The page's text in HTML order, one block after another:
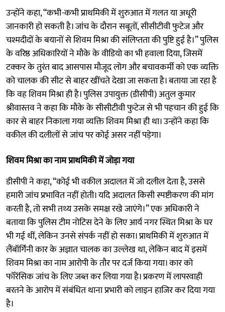
उन्होंने कहा, “कभी-कभी प्राथमिकी में शुरुआत में गलत या अधूरी
जानकारी हो सकती है। जांच के दौरान सबूतों, सीसीटीवी फुटेज और
चश्मदीदों के बयानों से शिवम मिश्रा की संलिप्तता की पुष्टि हुई है।” पुलिस
के वरिष्ठ अधिकारियों ने मौके के वीडियो का भी हवाला दिया, जिसमें
टक्कर के तुरंत बाद आसपास मौजूद लोग और बचावकर्मी को एक व्यक्ति
को चालक की सीट से बाहर खींचते देखा जा सकता है। बताया जा रहा है
कि वह शिवम मिश्रा ही है। पुलिस उपायुक्त (डीसीपी) अतुल कुमार
श्रीवास्तव ने कहा कि मौके के सीसीटीवी फुटेज से भी पहचान की हुई कि
कार से बाहर निकाला गया व्यक्ति शिवम मिश्रा ही था। उन्होंने कहा कि
वकील की दलीलों से जांच पर कोई असर नहीं पड़ेगा।
शिवम मिश्रा का नाम प्राथमिकी में जोड़ा गया
डीसीपी ने कहा, “कोई भी वकील अदालत में जो दलील देता है, उससे
हमारी जांच प्रभावित नहीं होती। यदि अदालत किसी स्पष्टीकरण की मांग
करती है, तो सभी तथ्य उसके समक्ष रखे जाएंगे।” एक अधिकारी ने
बताया कि पुलिस टीम नोटिस देने के लिए आर्य नगर स्थित मिश्रा के घर
भी गई थीं, लेकिन उनसे संपर्क नहीं हो सका। प्राथमिकी में शुरुआत में
लैंबॉर्गिनी कार के अज्ञात चालक का उल्लेख था, लेकिन बाद में इसमें
शिवम मिश्रा का नाम आरोपी के तौर पर दर्ज किया गया। कार को
फॉरेंसिक जांच के लिए जब्त कर लिया गया है। प्रकरण में लापरवाही
बरतने के आरोप में संबंधित थाना प्रभारी को लाइन हाजिर कर दिया गया
है।